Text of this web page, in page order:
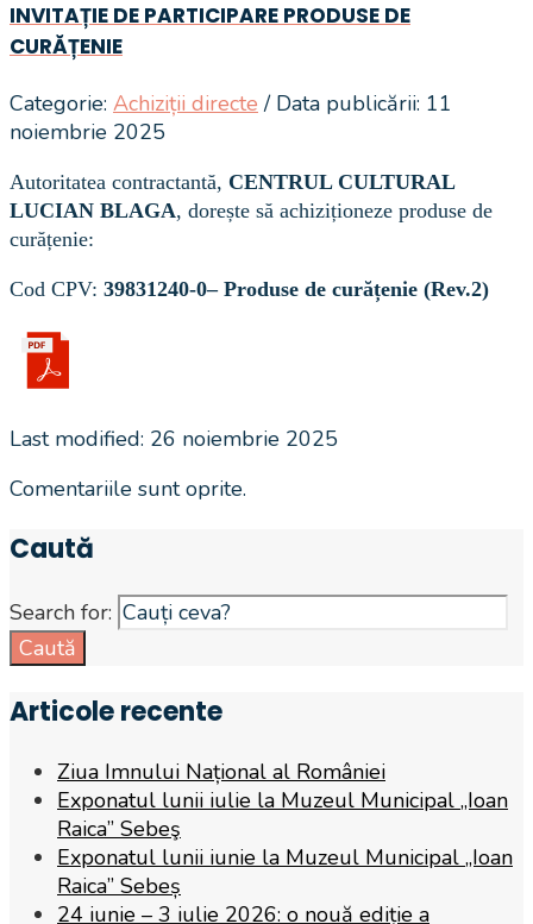
INVITAȚIE DE PARTICIPARE PRODUSE DE
CURĂȚENIE
Categorie: Achiziții directe / Data publicării: 11
noiembrie 2025
Autoritatea contractantă, CENTRUL CULTURAL
LUCIAN BLAGA, dorește să achiziționeze produse de
curățenie:
Cod CPV: 39831240-0– Produse de curățenie (Rev.2)
Last modified: 26 noiembrie 2025
Comentariile sunt oprite.
Caută
Search for:
Caută
Articole recente
Ziua Imnului Național al României
Exponatul lunii iulie la Muzeul Municipal „Ioan
Raica” Sebeş
Exponatul lunii iunie la Muzeul Municipal „Ioan
Raica” Sebeș
24 iunie – 3 iulie 2026: o nouă ediție a